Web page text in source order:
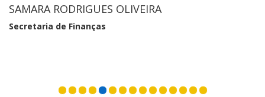
FRANCIMAR SOUSA RIBEIRO
Secretaria de Transportes